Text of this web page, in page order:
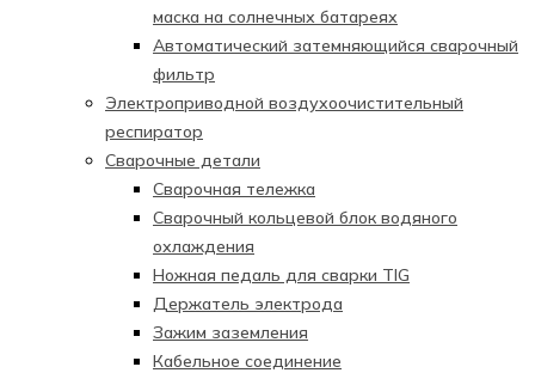
маска на солнечных батареях
Автоматический затемняющийся сварочный
фильтр
Электроприводной воздухоочистительный
респиратор
Сварочные детали
Сварочная тележка
Сварочный кольцевой блок водяного
охлаждения
Ножная педаль для сварки TIG
Держатель электрода
Зажим заземления
Кабельное соединение